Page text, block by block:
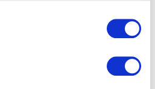
vissuta come un valore e